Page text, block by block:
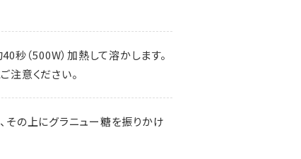
秒（500W）加熱して溶かします。
注意ください。
その上にグラニュー糖を振りかけ